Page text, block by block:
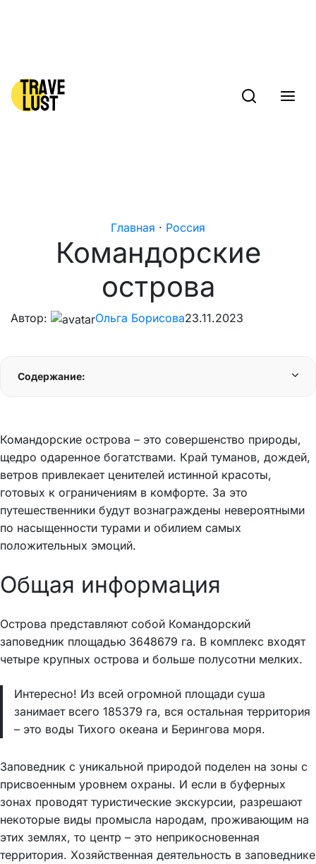
Главная · Россия
Командорские
острова
Автор: Ольга Борисова23.11.2023
Содержание:
Командорские острова – это совершенство природы,
щедро одаренное богатствами. Край туманов, дождей,
ветров привлекает ценителей истинной красоты,
готовых к ограничениям в комфорте. За это
путешественники будут вознаграждены невероятными
по насыщенности турами и обилием самых
положительных эмоций.
Общая информация
Острова представляют собой Командорский
заповедник площадью 3648679 га. В комплекс входят
четыре крупных острова и больше полусотни мелких.
Интересно! Из всей огромной площади суша
занимает всего 185379 га, вся остальная территория
– это воды Тихого океана и Берингова моря.
Заповедник с уникальной природой поделен на зоны с
присвоенным уровнем охраны. И если в буферных
зонах проводят туристические экскурсии, разрешают
некоторые виды промысла народам, проживающим на
этих землях, то центр – это неприкосновенная
территория. Хозяйственная деятельность в заповеднике